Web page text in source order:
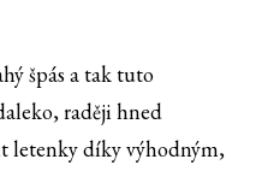
špás a tak tuto
raději hned
letenky díky výhodným,